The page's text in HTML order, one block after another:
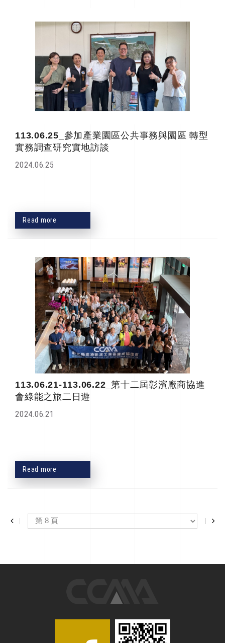
113.06.25_參加產業園區公共事務與園區 轉型
實務調查研究實地訪談
2024.06.25
Read more
113.06.21-113.06.22_第十二屆彰濱廠商協進
會綠能之旅二日遊
2024.06.21
Read more